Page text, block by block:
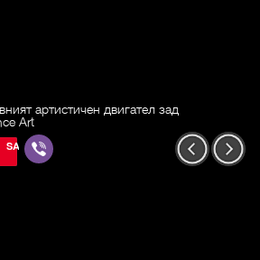
артистичен двигател зад
Art
SAVE